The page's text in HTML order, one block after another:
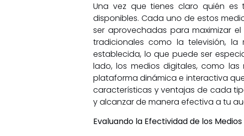
Una vez que tienes claro quién
disponibles. Cada uno de estos
ser aprovechadas para maximizar
tradicionales como la televisión,
establecida, lo que puede ser
lado, los medios digitales, como
plataforma dinámica e interactiva
características y ventajas de cada
y alcanzar de manera efectiva a tu
Evaluando la Efectividad de los Medios